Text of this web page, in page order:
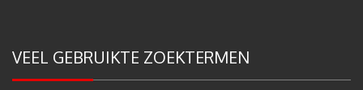
VEEL GEBRUIKTE ZOEKTERMEN